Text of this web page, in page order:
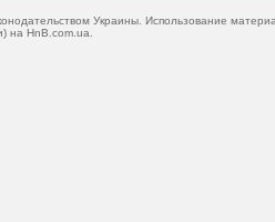
Украины. Использование
на HnB.com.ua.